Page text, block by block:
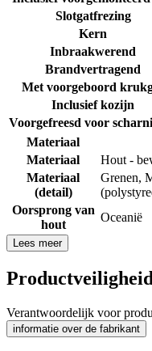
Slotgatfrezing
Kern
Inbraakwerend
Brandvertragend
Met voorgeboord
Inclusief kozijn
Voorgefreesd voor
Materiaal
Materiaal
Hout -
Materiaal
(detail)
Grenen,
Oorsprong van
hout
Oceanië
Lees meer
Productveiligheid
Verantwoordelijk voor
informatie over de fabrikant